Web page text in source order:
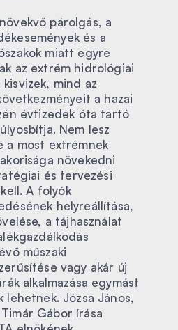
párolgás, a
és a
miatt egyre
az extrém hidrológiai
mind az
a hazai
évtizedek óta tartó
Nem lesz
a most extrémnek
növekedni
és tervezési
A folyók
helyreállítása,
a tájhasználat
műszaki
vagy akár új
alkalmazása egymást
lehetnek. Józsa János,
Gábor írása